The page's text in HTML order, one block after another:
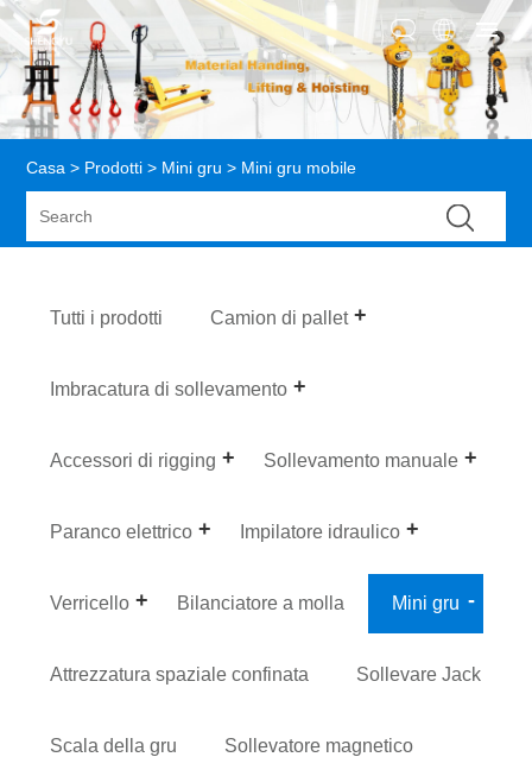
Casa > Prodotti > Mini gru > Mini gru mobile
Tutti i prodotti Camion di pallet
Imbracatura di sollevamento
Accessori di rigging Sollevamento manuale
Paranco elettrico Impilatore idraulico
Verricello Bilanciatore a molla Mini gru
Attrezzatura spaziale confinata Sollevare Jack
Scala della gru Sollevatore magnetico